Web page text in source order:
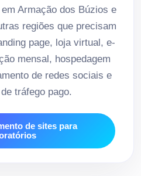
Armação dos Búzios e
regiões que precisam
page, loja virtual, e-
mensal, hospedagem
de redes sociais e
tráfego pago.
de sites para